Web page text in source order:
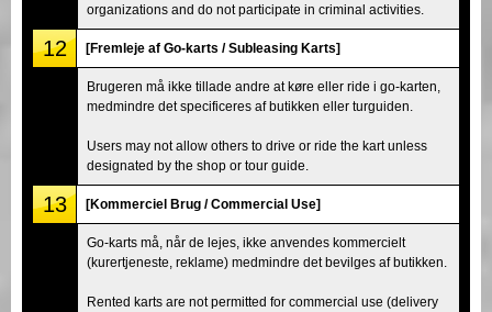
organizations and do not participate in criminal activities.
12 [Fremleje af Go-karts / Subleasing Karts]
Brugeren må ikke tillade andre at køre eller ride i go-karten,
medmindre det specificeres af butikken eller turguiden.
Users may not allow others to drive or ride the kart unless
designated by the shop or tour guide.
13 [Kommerciel Brug / Commercial Use]
Go-karts må, når de lejes, ikke anvendes kommercielt
(kurertjeneste, reklame) medmindre det bevilges af butikken.
Rented karts are not permitted for commercial use (delivery